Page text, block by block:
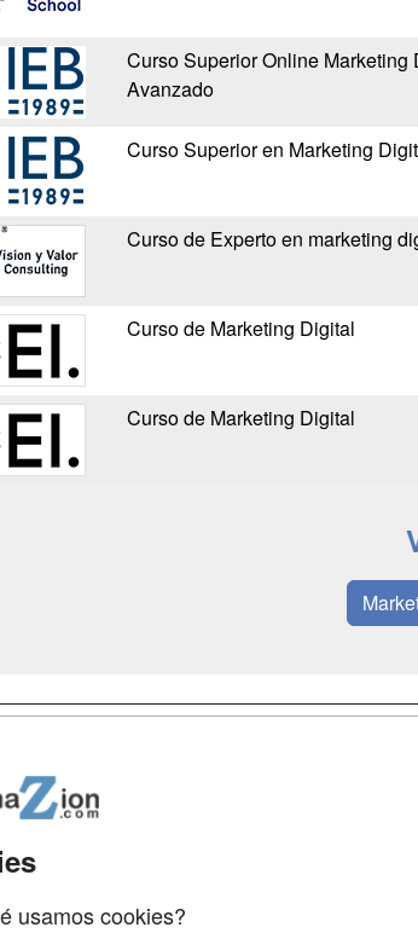
Curso Superior Online Marketing
Avanzado
Curso Superior en Marketing
Curso de Experto en marketing
Curso de Marketing Digital
Curso de Marketing Digital
usamos cookies?